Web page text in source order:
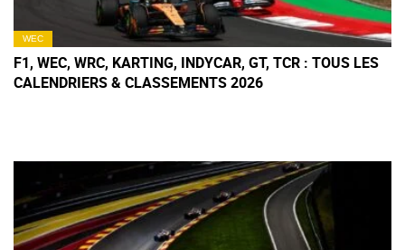
WEC
F1, WEC, WRC, KARTING, INDYCAR, GT, TCR : TOUS LES
CALENDRIERS & CLASSEMENTS 2026